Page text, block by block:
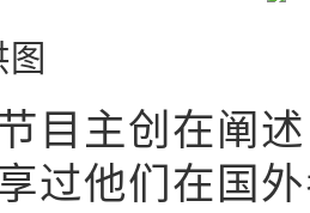
主创在阐述
过他们在国